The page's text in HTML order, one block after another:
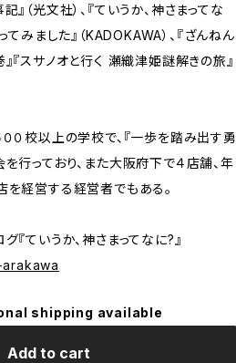
（光文社）、『ていうか、神さまってな
てみました』（KADOKAWA）、『ざんねん
『スサノオと行く 瀬織津姫謎解きの旅』
０校以上の学校で、『一歩を踏み出す勇
行っており、また大阪府下で４店舗、年
を経営する経営者でもある。
『ていうか、神さまってなに?』
shipping available
Add to cart